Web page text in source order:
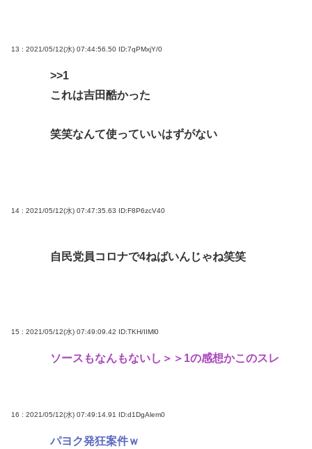
13 : 2021/05/12(水) 07:44:56.50 ID:7qPMxjY/0
>>1
これは吉田酷かった
笑笑なんて使っていいはずがない
14 : 2021/05/12(水) 07:47:35.63 ID:F8P6zcV40
自民党員コロナで4ねばいんじゃね笑笑
15 : 2021/05/12(水) 07:49:09.42 ID:TKH/IIMl0
ソースもなんもないし＞＞1の感想かこのスレ
16 : 2021/05/12(水) 07:49:14.91 ID:d1DgAlem0
パヨク発狂案件ｗ